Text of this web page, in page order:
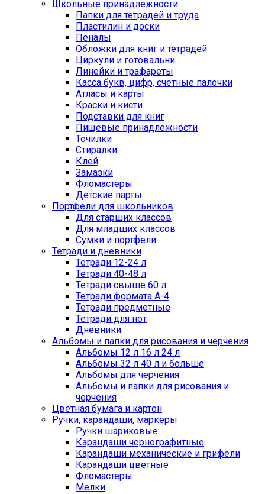
Школьные принадлежности
Папки для тетрадей и труда
Пластилин и доски
Пеналы
Обложки для книг и тетрадей
Циркули и готовальни
Линейки и трафареты
Касса букв, цифр, счетные палочки
Атласы и карты
Краски и кисти
Подставки для книг
Пищевые принадлежности
Точилки
Стиралки
Клей
Замазки
Фломастеры
Детские парты
Портфели для школьников
Для старших классов
Для младших классов
Сумки и портфели
Тетради и дневники
Тетради 12-24 л
Тетради 40-48 л
Тетради свыше 60 л
Тетради формата А-4
Тетради предметные
Тетради для нот
Дневники
Альбомы и папки для рисования и черчения
Альбомы 12 л 16 л 24 л
Альбомы 32 л 40 л и больше
Альбомы для черчения
Альбомы и папки для рисования и
черчения
Цветная бумага и картон
Ручки, карандаши, маркеры
Ручки шариковые
Карандаши чернографитные
Карандаши механические и грифели
Карандаши цветные
Фломастеры
Мелки